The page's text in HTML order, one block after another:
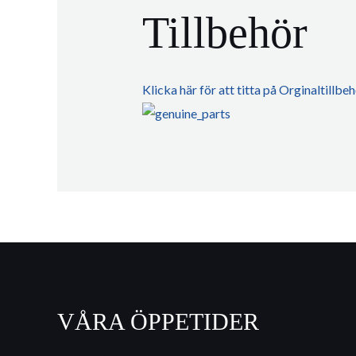
Tillbehör
Klicka här för att titta på
VÅRA ÖPPETIDER